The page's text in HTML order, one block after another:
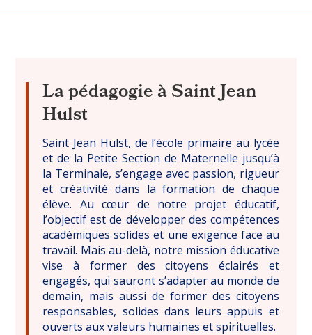
La pédagogie à Saint Jean
Hulst
Saint Jean Hulst, de l’école primaire au lycée
et de la Petite Section de Maternelle jusqu’à
la Terminale, s’engage avec passion, rigueur
et créativité dans la formation de chaque
élève. Au cœur de notre projet éducatif,
l’objectif est de développer des compétences
académiques solides et une exigence face au
travail. Mais au-delà, notre mission éducative
vise à former des citoyens éclairés et
engagés, qui sauront s’adapter au monde de
demain, mais aussi de former des citoyens
responsables, solides dans leurs appuis et
ouverts aux valeurs humaines et spirituelles.